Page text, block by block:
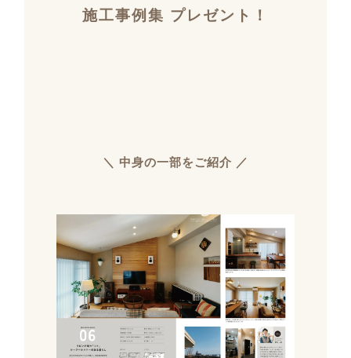
施工事例集 プレゼント！
＼ 中身の一部をご紹介 ／